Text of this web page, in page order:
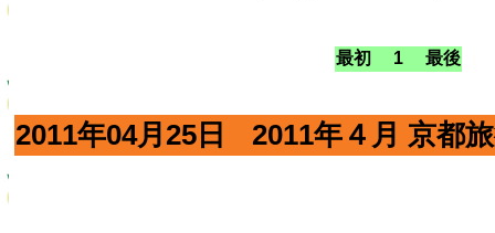
最初 1 最後
2011年04月25日 2011年４月 京都